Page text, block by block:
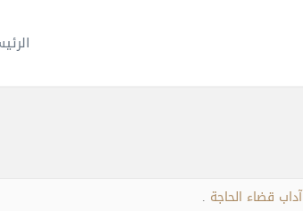
آداب قضاء الحاجة